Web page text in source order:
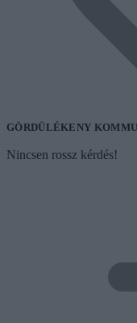
GÖRDÜLÉKENY
Nincsen rossz kérdés!